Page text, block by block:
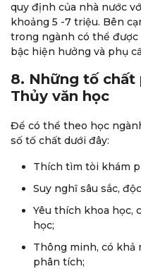
quy định của nhà nước
khoảng 5 -7 triệu. Bên
trong ngành có thể được
bậc hiện hưởng và phụ
8. Những tố chất
Thủy văn học
Để có thể theo học
số tố chất dưới đây:
Thích tìm tòi khám
Suy nghĩ sâu sắc,
Yêu thích khoa học,
học;
Thông minh, có khả
phân tích;